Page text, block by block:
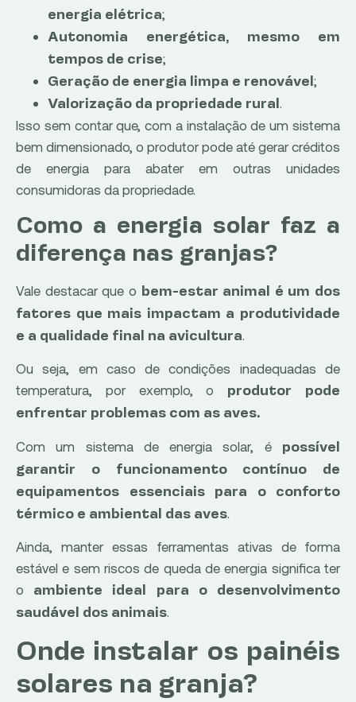
energia elétrica;
Autonomia energética, mesmo em
tempos de crise;
Geração de energia limpa e renovável;
Valorização da propriedade rural
Isso sem contar que, com a instalação de um sistema
bem dimensionado, o produtor pode até gerar créditos
de energia para abater em outras unidades
consumidoras da propriedade.
Como a energia solar faz a
diferença nas granjas?
Vale destacar que o bem-estar animal é um dos
fatores que mais impactam a produtividade
e a qualidade final na avicultura
Ou seja, em caso de condições inadequadas de
temperatura, por exemplo, o produtor pode
enfrentar problemas com as aves.
Com um sistema de energia solar, é possível
garantir o funcionamento contínuo de
equipamentos essenciais para o conforto
térmico e ambiental das aves
Ainda, manter essas ferramentas ativas de forma
estável e sem riscos de queda de energia significa ter
o ambiente ideal para o desenvolvimento
saudável dos animais.
Onde instalar os painéis
solares na granja?